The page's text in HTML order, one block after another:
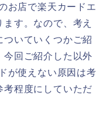
お店で楽天カードエ
す。なので、考え
ついていくつかご紹
今回ご紹介した以外
が使えない原因は考
考程度にしていただ